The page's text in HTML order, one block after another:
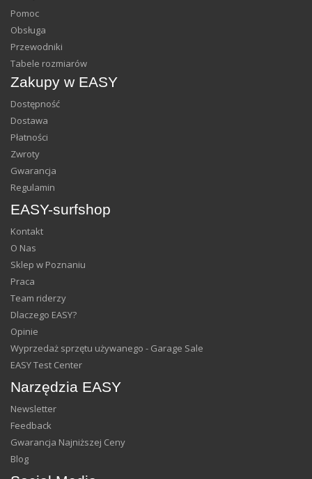
Pomoc
Obsługa
Przewodniki
Tabele rozmiarów
Zakupy w EASY
Dostępność
Dostawa
Płatności
Zwroty
Gwarancja
Regulamin
EASY-surfshop
Kontakt
O Nas
Sklep w Poznaniu
Praca
Team riderzy
Dlaczego EASY?
Opinie
Wyprzedaż sprzętu używanego - Garage Sale
EASY Test Center
Narzędzia EASY
Newsletter
Feedback
Gwarancja Najniższej Ceny
Blog